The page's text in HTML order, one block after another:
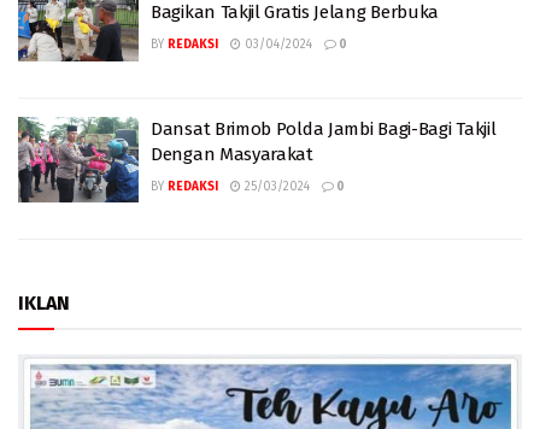
Bagikan Takjil Gratis Jelang Berbuka
BY REDAKSI 03/04/2024 0
Dansat Brimob Polda Jambi Bagi-Bagi Takjil
Dengan Masyarakat
BY REDAKSI 25/03/2024 0
IKLAN